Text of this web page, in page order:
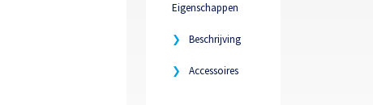
Eigenschappen
❯ Beschrijving
❯ Accessoires